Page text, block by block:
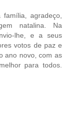
agradeço,
natalina. Na
lhe, e a seus
votos de paz e
ano novo, com as
para todos.